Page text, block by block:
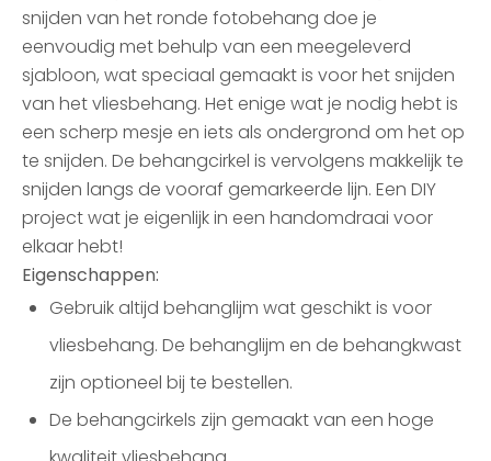
snijden van het ronde fotobehang doe je
eenvoudig met behulp van een meegeleverd
sjabloon, wat speciaal gemaakt is voor het snijden
van het vliesbehang. Het enige wat je nodig hebt is
een scherp mesje en iets als ondergrond om het op
te snijden. De behangcirkel is vervolgens makkelijk te
snijden langs de vooraf gemarkeerde lijn. Een DIY
project wat je eigenlijk in een handomdraai voor
elkaar hebt!
Eigenschappen:
Gebruik altijd behanglijm wat geschikt is voor
vliesbehang. De behanglijm en de behangkwast
zijn optioneel bij te bestellen.
De behangcirkels zijn gemaakt van een hoge